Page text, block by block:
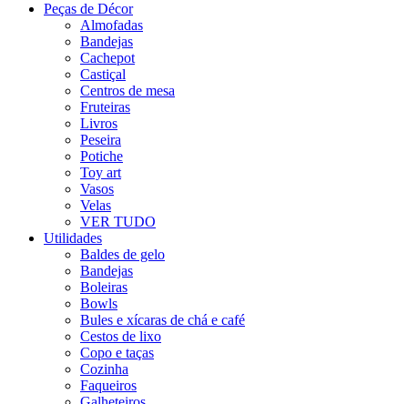
Peças de Décor
Almofadas
Bandejas
Cachepot
Castiçal
Centros de mesa
Fruteiras
Livros
Peseira
Potiche
Toy art
Vasos
Velas
VER TUDO
Utilidades
Baldes de gelo
Bandejas
Boleiras
Bowls
Bules e xícaras de chá e café
Cestos de lixo
Copo e taças
Cozinha
Faqueiros